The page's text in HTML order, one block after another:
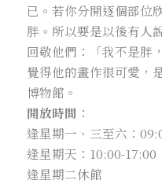
已。若你分開逐個部位
胖。所以要是以後有人
回敬他們：「我不是胖
覺得他的畫作很可愛，
博物館。
開放時間 ：
逢星期一、三至六：
逢星期天：10:00-17:00
逢星期二休館